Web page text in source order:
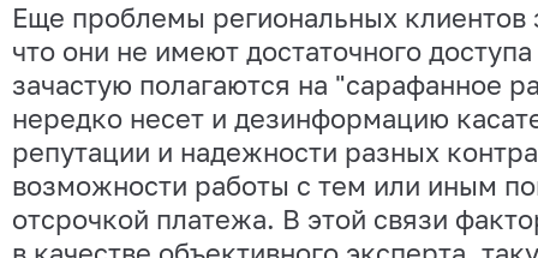
Еще проблемы региональных клиентов
что они не имеют достаточного
зачастую полагаются на "сарафанное
нередко несет и дезинформацию
репутации и надежности разных
возможности работы с тем или иным
отсрочкой платежа. В этой связи